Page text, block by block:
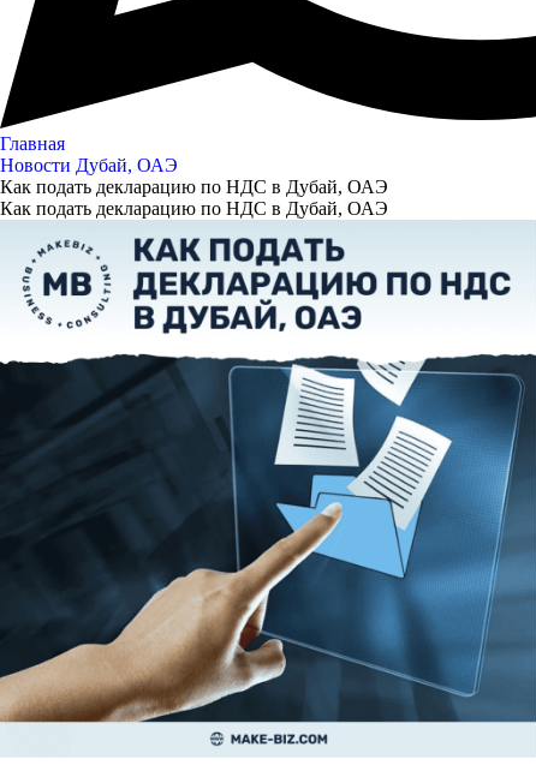
Главная
Новости Дубай, ОАЭ
Как подать декларацию по НДС в Дубай, ОАЭ
Как подать декларацию по НДС в Дубай, ОАЭ